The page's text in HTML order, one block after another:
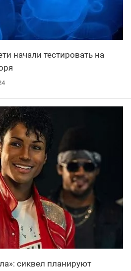
начали тестировать на
сиквел планируют